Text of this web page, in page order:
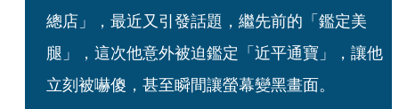
總店」，最近又引發話題，繼先前的「鑑定美
腿」，這次他意外被迫鑑定「近平通寶」，讓他
立刻被嚇傻，甚至瞬間讓螢幕變黑畫面。